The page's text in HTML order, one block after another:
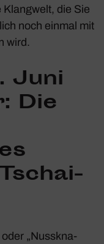
die Sie
noch einmal mit
wird.
Juni
Die
oder „Nuss­kna­